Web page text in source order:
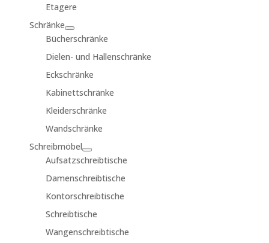
Etagere
Schränke
Bücherschränke
Dielen- und Hallenschränke
Eckschränke
Kabinettschränke
Kleiderschränke
Wandschränke
Schreibmöbel
Aufsatzschreibtische
Damenschreibtische
Kontorschreibtische
Schreibtische
Wangenschreibtische